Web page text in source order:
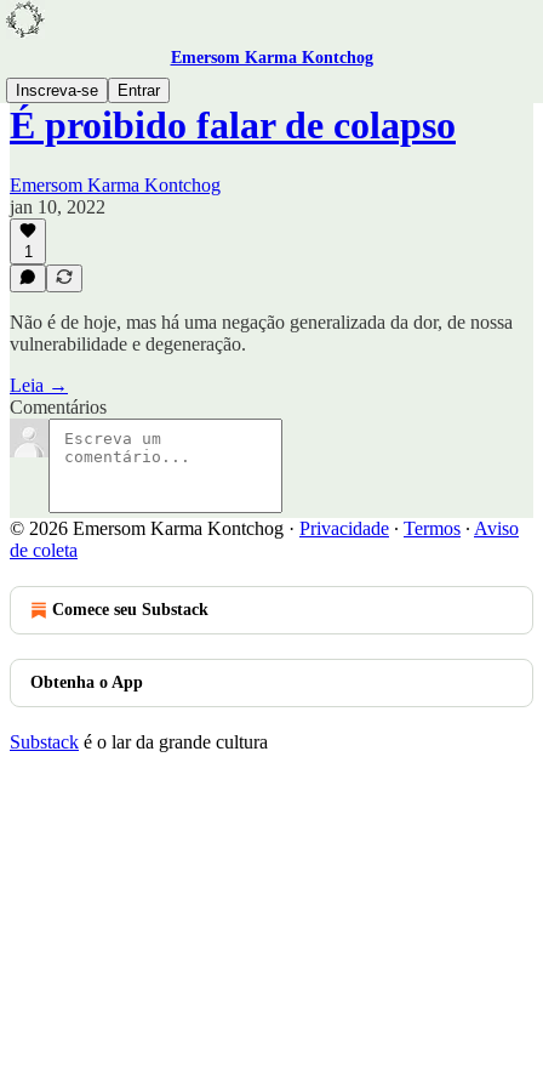
Emersom Karma Kontchog
Inscreva-se
Entrar
É proibido falar de colapso
Emersom Karma Kontchog
jan 10, 2022
1
Não é de hoje, mas há uma negação generalizada da dor, de nossa
vulnerabilidade e degeneração.
Leia →
Comentários
© 2026 Emersom Karma Kontchog · Privacidade ∙ Termos ∙ Aviso
de coleta
Comece seu Substack
Obtenha o App
Substack é o lar da grande cultura